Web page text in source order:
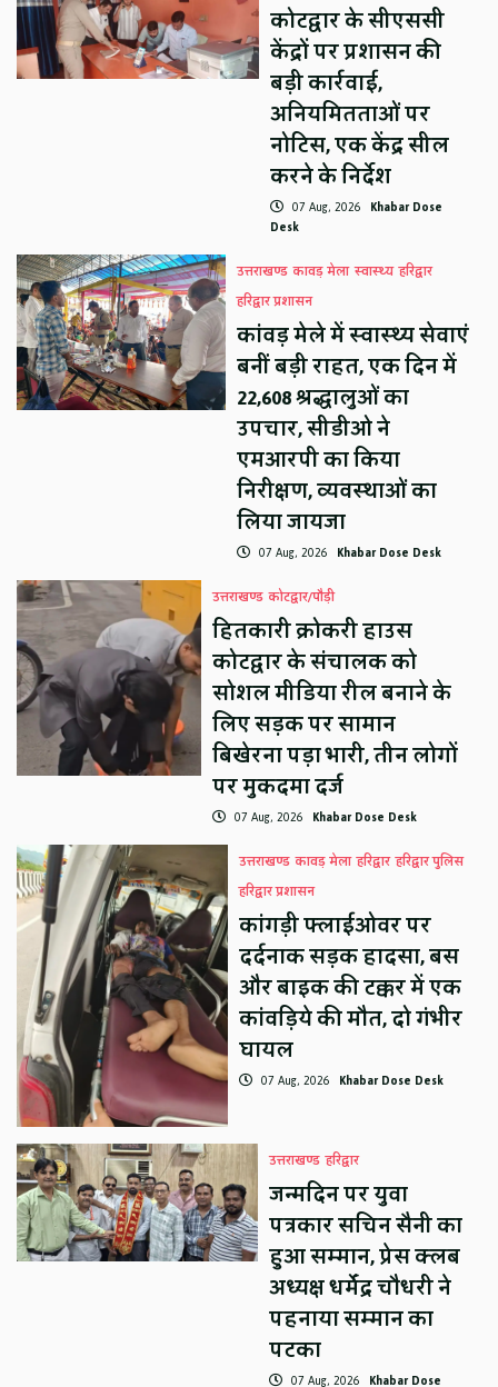
कोटद्वार के सीएससी
केंद्रों पर प्रशासन की
बड़ी कार्रवाई,
अनियमितताओं पर
नोटिस, एक केंद्र सील
करने के निर्देश
07 Aug, 2026 Khabar Dose
Desk
उत्तराखण्ड कावड़ मेला स्वास्थ्य हरिद्वार
हरिद्वार प्रशासन
कांवड़ मेले में स्वास्थ्य सेवाएं
बनीं बड़ी राहत, एक दिन में
22,608 श्रद्धालुओं का
उपचार, सीडीओ ने
एमआरपी का किया
निरीक्षण, व्यवस्थाओं का
लिया जायजा
07 Aug, 2026 Khabar Dose Desk
उत्तराखण्ड कोटद्वार/पौड़ी
हितकारी क्रोकरी हाउस
कोटद्वार के संचालक को
सोशल मीडिया रील बनाने के
लिए सड़क पर सामान
बिखेरना पड़ा भारी, तीन लोगों
पर मुकदमा दर्ज
07 Aug, 2026 Khabar Dose Desk
उत्तराखण्ड कावड़ मेला हरिद्वार हरिद्वार पुलिस
हरिद्वार प्रशासन
कांगड़ी फ्लाईओवर पर
दर्दनाक सड़क हादसा, बस
और बाइक की टक्कर में एक
कांवड़िये की मौत, दो गंभीर
घायल
07 Aug, 2026 Khabar Dose Desk
उत्तराखण्ड हरिद्वार
जन्मदिन पर युवा
पत्रकार सचिन सैनी का
हुआ सम्मान, प्रेस क्लब
अध्यक्ष धर्मेंद्र चौधरी ने
पहनाया सम्मान का
पटका
07 Aug, 2026 Khabar Dose